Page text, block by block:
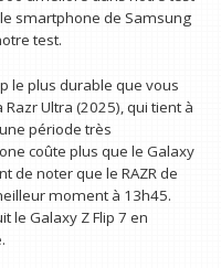
smartphone de Samsung
test.
le plus durable que vous
Ultra (2025), qui tient à
période très
coûte plus que le Galaxy
de noter que le RAZR de
moment à 13h45.
le Galaxy Z Flip 7 en